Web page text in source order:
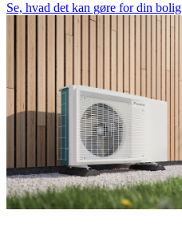
Se, hvad det kan gøre for din bolig